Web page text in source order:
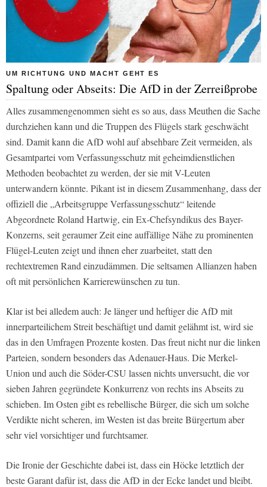
UM RICHTUNG UND MACHT GEHT ES
Spaltung oder Abseits: Die AfD in der Zerreißprobe
Alles zusammengenommen sieht es so aus, dass Meuthen die Sache
durchziehen kann und die Truppen des Flügels stark geschwächt
sind. Damit kann die AfD wohl auf absehbare Zeit vermeiden, als
Gesamtpartei vom Verfassungsschutz mit geheimdienstlichen
Methoden beobachtet zu werden, der sie mit V-Leuten
unterwandern könnte. Pikant ist in diesem Zusammenhang, dass der
offiziell die „Arbeitsgruppe Verfassungsschutz“ leitende
Abgeordnete Roland Hartwig, ein Ex-Chefsyndikus des Bayer-
Konzerns, seit geraumer Zeit eine auffällige Nähe zu prominenten
Flügel-Leuten zeigt und ihnen eher zuarbeitet, statt den
rechtextremen Rand einzudämmen. Die seltsamen Allianzen haben
oft mit persönlichen Karrierewünschen zu tun.
Klar ist bei alledem auch: Je länger und heftiger die AfD mit
innerparteilichem Streit beschäftigt und damit gelähmt ist, wird sie
das in den Umfragen Prozente kosten. Das freut nicht nur die linken
Parteien, sondern besonders das Adenauer-Haus. Die Merkel-
Union und auch die Söder-CSU lassen nichts unversucht, die vor
sieben Jahren gegründete Konkurrenz von rechts ins Abseits zu
schieben. Im Osten gibt es rebellische Bürger, die sich um solche
Verdikte nicht scheren, im Westen ist das breite Bürgertum aber
sehr viel vorsichtiger und furchtsamer.
Die Ironie der Geschichte dabei ist, dass ein Höcke letztlich der
beste Garant dafür ist, dass die AfD in der Ecke landet und bleibt.